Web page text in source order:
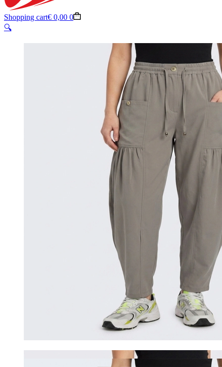
Shopping cart€ 0,00 0
🔍